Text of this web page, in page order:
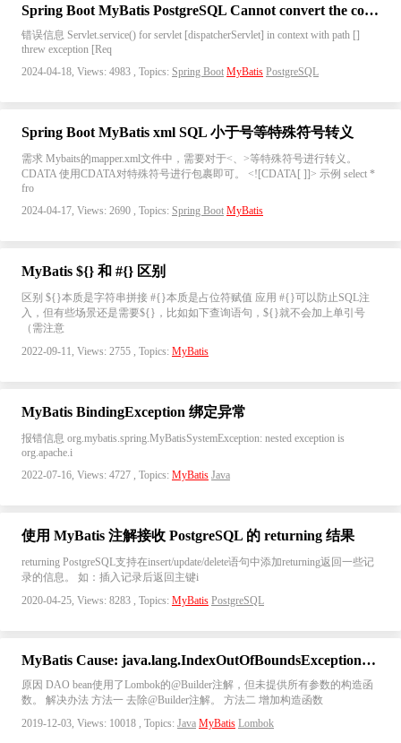
Spring Boot MyBatis PostgreSQL Cannot convert the column of type TIMESTAMPTZ to requested type java.time.LocalDateTime
错误信息 Servlet.service() for servlet [dispatcherServlet] in context with path []
threw exception [Req
2024-04-18, Views: 4983 , Topics: Spring Boot MyBatis PostgreSQL
Spring Boot MyBatis xml SQL 小于号等特殊符号转义
需求 Mybaits的mapper.xml文件中，需要对于<、>等特殊符号进行转义。
CDATA 使用CDATA对特殊符号进行包裹即可。 <![CDATA[ ]]> 示例 select *
fro
2024-04-17, Views: 2690 , Topics: Spring Boot MyBatis
MyBatis ${} 和 #{} 区别
区别 ${}本质是字符串拼接 #{}本质是占位符赋值 应用 #{}可以防止SQL注
入，但有些场景还是需要${}，比如如下查询语句，${}就不会加上单引号
（需注意
2022-09-11, Views: 2755 , Topics: MyBatis
MyBatis BindingException 绑定异常
报错信息 org.mybatis.spring.MyBatisSystemException: nested exception is
org.apache.i
2022-07-16, Views: 4727 , Topics: MyBatis Java
使用 MyBatis 注解接收 PostgreSQL 的 returning 结果
returning PostgreSQL支持在insert/update/delete语句中添加returning返回一些记
录的信息。 如：插入记录后返回主键i
2020-04-25, Views: 8283 , Topics: MyBatis PostgreSQL
MyBatis Cause: java.lang.IndexOutOfBoundsException: Index: 5, Size: 5
原因 DAO bean使用了Lombok的@Builder注解，但未提供所有参数的构造函
数。 解决办法 方法一 去除@Builder注解。 方法二 增加构造函数
2019-12-03, Views: 10018 , Topics: Java MyBatis Lombok